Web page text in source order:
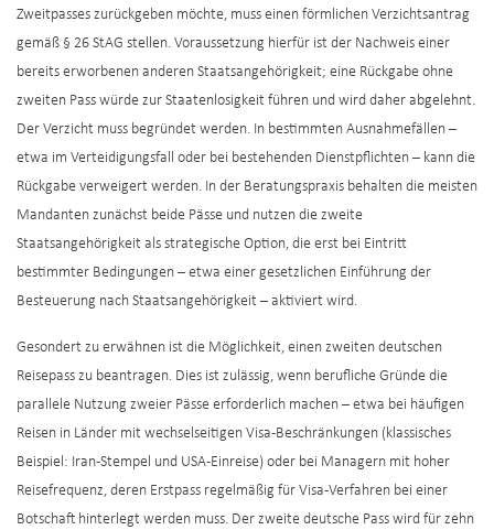
Zweitpasses zurückgeben möchte, muss einen förmlichen Verzichtsantrag
gemäß § 26 StAG stellen. Voraussetzung hierfür ist der Nachweis einer
bereits erworbenen anderen Staatsangehörigkeit; eine Rückgabe ohne
zweiten Pass würde zur Staatenlosigkeit führen und wird daher abgelehnt.
Der Verzicht muss begründet werden. In bestimmten Ausnahmefällen –
etwa im Verteidigungsfall oder bei bestehenden Dienstpflichten – kann die
Rückgabe verweigert werden. In der Beratungspraxis behalten die meisten
Mandanten zunächst beide Pässe und nutzen die zweite
Staatsangehörigkeit als strategische Option, die erst bei Eintritt
bestimmter Bedingungen – etwa einer gesetzlichen Einführung der
Besteuerung nach Staatsangehörigkeit – aktiviert wird.
Gesondert zu erwähnen ist die Möglichkeit, einen zweiten deutschen
Reisepass zu beantragen. Dies ist zulässig, wenn berufliche Gründe die
parallele Nutzung zweier Pässe erforderlich machen – etwa bei häufigen
Reisen in Länder mit wechselseitigen Visa-Beschränkungen (klassisches
Beispiel: Iran-Stempel und USA-Einreise) oder bei Managern mit hoher
Reisefrequenz, deren Erstpass regelmäßig für Visa-Verfahren bei einer
Botschaft hinterlegt werden muss. Der zweite deutsche Pass wird für zehn